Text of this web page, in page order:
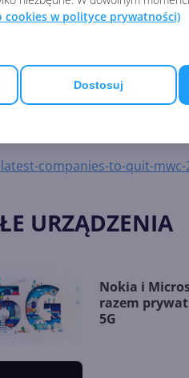
cookies w polityce prywatności)
Dostosuj
uspokaja: targi się
GSMA podaje, że wciąż
companies-to-quit-mwc-
URZĄDZENIA
Nokia i
razem
5G